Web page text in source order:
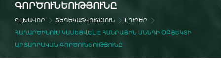
ԳՈՐԾՈՒՆԵՈՒԹՅՈՒՆԸ
ԳԼԽԱՎՈՐ ՏԵՂԵԿԱՏՎՈՒԹՅՈՒՆ
ԼՈՒՐԵՐ
ՀԱՂԱՐԾԻՆՈՒՄ ԿԱՍԵՑՎԵԼ Է ՀԱՆՐԱՅԻՆ ՍՆՆԴԻ ՕԲՅԵԿՏԻ
ԱՐՏԱԴՐԱԿԱՆ ԳՈՐԾՈՒՆԵՈՒԹՅՈՒՆԸ